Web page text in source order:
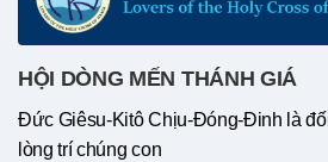
HỘI DÒNG MẾN THÁNH GIÁ
Đức Giêsu-Kitô Chịu-Đóng-Đinh là
lòng trí chúng con